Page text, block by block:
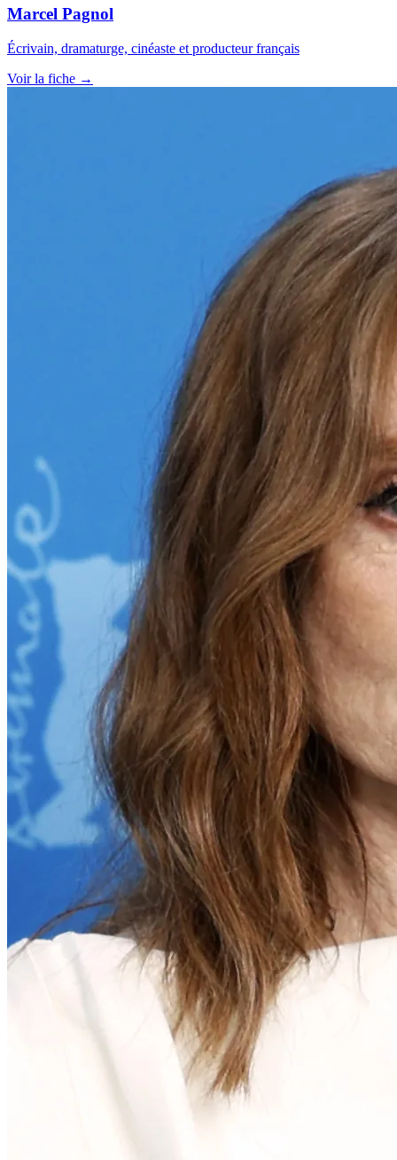
Marcel Pagnol
Écrivain, dramaturge, cinéaste et producteur français
Voir la fiche →